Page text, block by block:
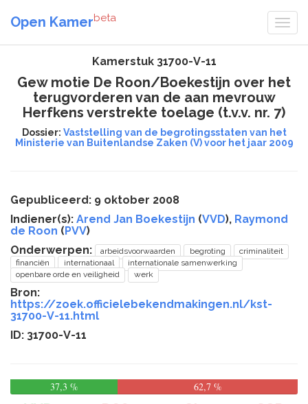
Open Kamerbeta
Kamerstuk 31700-V-11
Gew motie De Roon/Boekestijn over het
terugvorderen van de aan mevrouw
Herfkens verstrekte toelage (t.v.v. nr. 7)
Dossier: Vaststelling van de begrotingsstaten van het
Ministerie van Buitenlandse Zaken (V) voor het jaar 2009
Gepubliceerd: 9 oktober 2008
Indiener(s): Arend Jan Boekestijn (VVD), Raymond
de Roon (PVV)
Onderwerpen:
arbeidsvoorwaarden begroting
criminaliteit
financiën
internationaal
internationale samenwerking
openbare orde en veiligheid
werk
Bron:
https://zoek.officielebekendmakingen.nl/kst-
31700-V-11.html
ID: 31700-V-11
37,3 % 62,7 %